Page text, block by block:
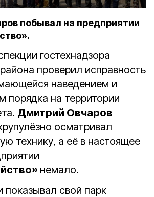
побывал на предприятии
гостехнадзора
проверил исправность
наведением и
порядка на территории
Дмитрий Овчаров
осматривал
технику, а её в настоящее
немало.
показывал свой парк